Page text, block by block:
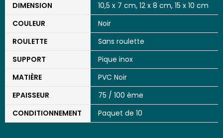
DIMENSION
10,5 x 7 cm, 12 x 8 cm, 15 x 10 cm
COULEUR
Noir
ROULETTE
Sans roulette
SUPPORT
Pique inox
MATIÈRE
PVC Noir
EPAISSEUR
75 / 100 ème
CONDITIONNEMENT
Paquet de 10